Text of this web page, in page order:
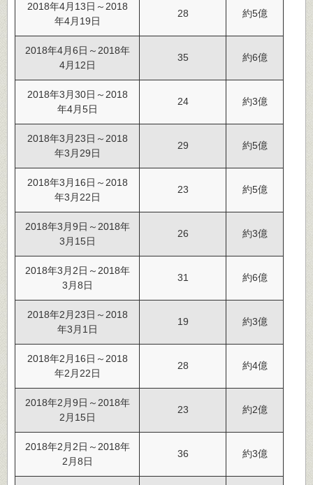
2018年4月13日～2018
年4月19日
28 約5億
2018年4月6日～2018年
4月12日
35 約6億
2018年3月30日～2018
年4月5日
24 約3億
2018年3月23日～2018
年3月29日
29 約5億
2018年3月16日～2018
年3月22日
23 約5億
2018年3月9日～2018年
3月15日
26 約3億
2018年3月2日～2018年
3月8日
31 約6億
2018年2月23日～2018
年3月1日
19 約3億
2018年2月16日～2018
年2月22日
28 約4億
2018年2月9日～2018年
2月15日
23 約2億
2018年2月2日～2018年
2月8日
36 約3億